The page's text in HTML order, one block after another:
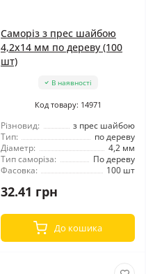
Саморіз з прес шайбою
4,2x14 мм по дереву (100
шт)
В наявності
Код товару: 14971
Різновид:
з прес шайбою
Тип:
по дереву
Діаметр:
4,2 мм
Тип саморіза:
По дереву
Фасовка:
100 шт
32.41 грн
До кошика